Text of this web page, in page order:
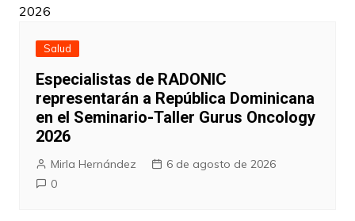
Salud
Especialistas de RADONIC
representarán a República Dominicana
en el Seminario-Taller Gurus Oncology
2026
Mirla Hernández
6 de agosto de 2026
0